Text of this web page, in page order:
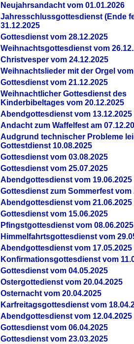
Neujahrsandacht vom 01.01.2026
Jahresschlussgottesdienst (Ende
31.12.2025
Gottesdienst vom 28.12.2025
Weihnachtsgottesdienst vom
Christvesper vom 24.12.2025
Weihnachtslieder mit der Orgel vom
Gottesdienst vom 21.12.2025
Weihnachtlicher Gottesdienst des
Kinderbibeltages vom 20.12.2025
Abendgottesdienst vom 13.12.2025
Andacht zum Waffelfest am
Audgrund technischer Probleme
Gottestdienst 10.08.2025
Gottesdienst vom 03.08.2025
Gottesdienst vom 25.07.2025
Abendgottesdienst vom 19.06.2025
Gottesdienst zum Sommerfest vom
Abendgottesdienst vom 21.06.2025
Gottesdienst vom 15.06.2025
Pfingstgottesdienst vom 08.06.2025
Himmelfahrtsgottesdienst vom
Abendgottesdienst vom 17.05.2025
Konfirmationsgottesdienst vom
Gottesdienst vom 04.05.2025
Ostergottedienst vom 20.04.2025
Osternacht vom 20.04.2025
Karfreitagsgottesdienst vom
Abendgottesdienst vom 12.04.2025
Gottesdienst vom 06.04.2025
Gottesdienst vom 23.03.2025